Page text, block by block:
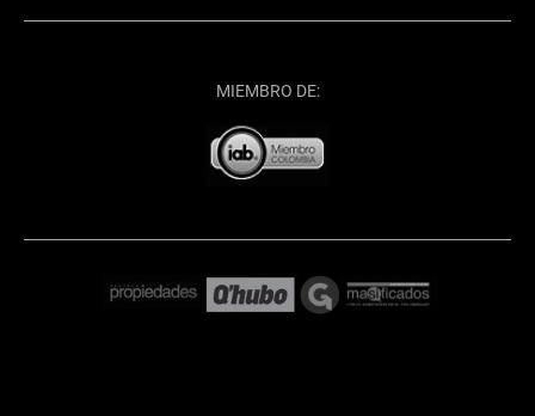
MIEMBRO DE: